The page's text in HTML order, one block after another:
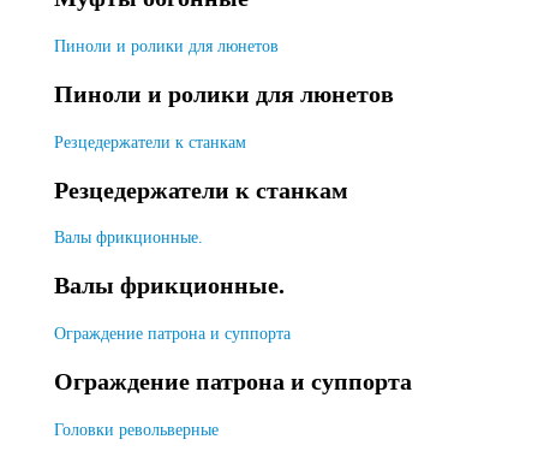
Пиноли и ролики для люнетов
Пиноли и ролики для люнетов
Резцедержатели к станкам
Резцедержатели к станкам
Валы фрикционные.
Валы фрикционные.
Ограждение патрона и суппорта
Ограждение патрона и суппорта
Головки револьверные